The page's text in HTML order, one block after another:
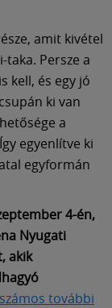
amit kivétel
Persze a
kell, és egy jó
ki van
a
egyenlítve ki
egyformán
4-én,
Nyugati
akik
további